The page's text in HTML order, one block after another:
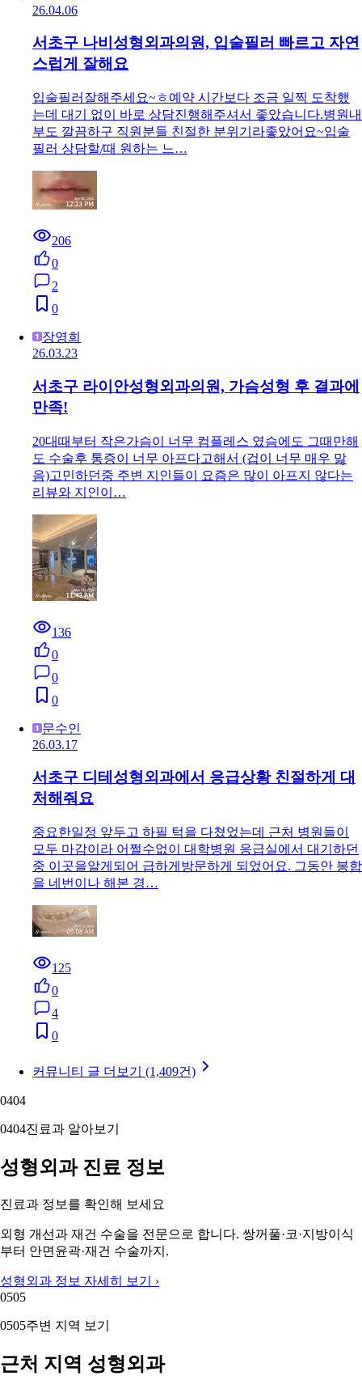
26.04.06
서초구 나비성형외과의원, 입술필러 빠르고 자연
스럽게 잘해요
입술필러잘해주세요~ㅎ예약 시간보다 조금 일찍 도착했
는데 대기 없이 바로 상담진행해주셔서 좋았습니다.병원내
부도 깔끔하구 직원분들 친절한 분위기라좋았어요~입술
필러 상담할/때 원하는 느…
206
0
2
0
장영희
26.03.23
서초구 라이안성형외과의원, 가슴성형 후 결과에
만족!
20대때부터 작은가슴이 너무 컴플레스 였슴에도 그때만해
도 수술후 통증이 너무 아프다고해서 (겁이 너무 매우 맗
음)고민하던중 주변 지인들이 요즘은 많이 아프지 않다는
리뷰와 지인이…
136
0
0
0
문수인
26.03.17
서초구 디테성형외과에서 응급상황 친절하게 대
처해줘요
중요한일정 앞두고 하필 턱을 다쳤었는데 근처 병원들이
모두 마감이라 어쩔수없이 대학병원 응급실에서 대기하던
중 이곳을알게되어 급하게방문하게 되었어요. 그동안 봉합
을 네번이나 해본 경…
125
0
4
0
커뮤니티 글 더보기 (1,409건)
0404
0404진료과 알아보기
성형외과 진료 정보
진료과 정보를 확인해 보세요
외형 개선과 재건 수술을 전문으로 합니다. 쌍꺼풀·코·지방이식
부터 안면윤곽·재건 수술까지.
성형외과 정보 자세히 보기 ›
0505
0505주변 지역 보기
근처 지역 성형외과